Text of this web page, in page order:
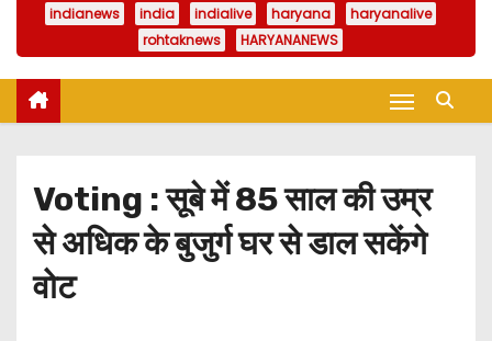
indianews india indialive haryana
haryanalive
rohtaknews
HARYANANEWS
Voting : सूबे में 85 साल की उम्र
से अधिक के बुजुर्ग घर से डाल सकेंगे
वोट